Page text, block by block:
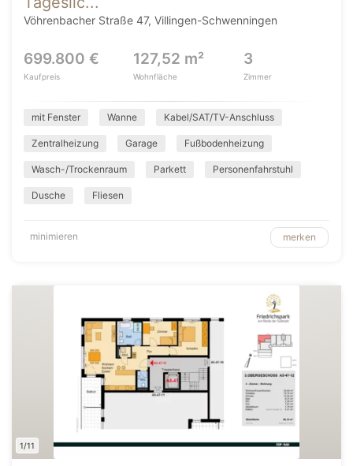
Vöhrenbacher Straße 47, Villingen-Schwenningen
699.800 €
Kaufpreis
127,52 m²
Wohnfläche
3
Zimmer
mit Fenster Wanne Kabel/SAT/TV-Anschluss
Zentralheizung Garage Fußbodenheizung
Wasch-/Trockenraum Parkett Personenfahrstuhl
Dusche Fliesen
minimieren merken
1/11